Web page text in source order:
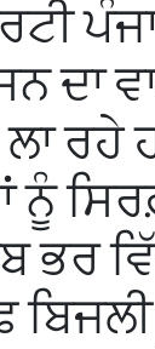
ਰਹੇ
ਨੂੰ
ਭਰ